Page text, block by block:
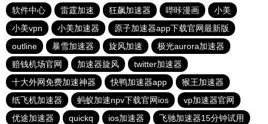
软件中心
雷霆加速 狂飙加速器 哔咔漫画
小美
小美vpn
小美加速器
原子加速器app下载官网最新版
outline
暴雪加速器 旋风加速
极光aurora加速器
赔钱机场官网
加速器旋风
twitter加速器
十大外网免费加速神器
快鸭加速器app
猴王加速器
纸飞机加速器
蚂蚁加速npv下载官网ios
vp加速器官网
优途加速器
quickq ios加速器 飞驰加速器15分钟试用